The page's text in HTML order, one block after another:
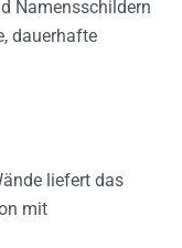
Namensschildern
dauerhafte
liefert das
mit